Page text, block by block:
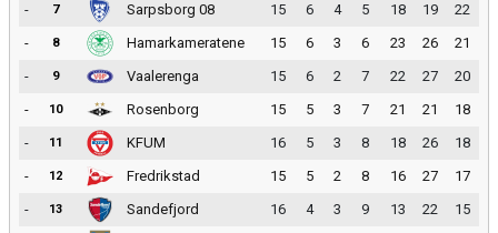
-
7 Sarpsborg 08 15 6 4 5 18 19
22
-
8 Hamarkameratene 15 6 3 6 23 26
21
-
9 Vaalerenga 15 6 2 7 22 27
20
-
10 Rosenborg 15 5 3 7 21 21
18
-
11 KFUM 16 5 3 8 18 26
18
-
12 Fredrikstad 15 5 2 8 16 27
17
-
13 Sandefjord 16 4 3 9 13 22
15